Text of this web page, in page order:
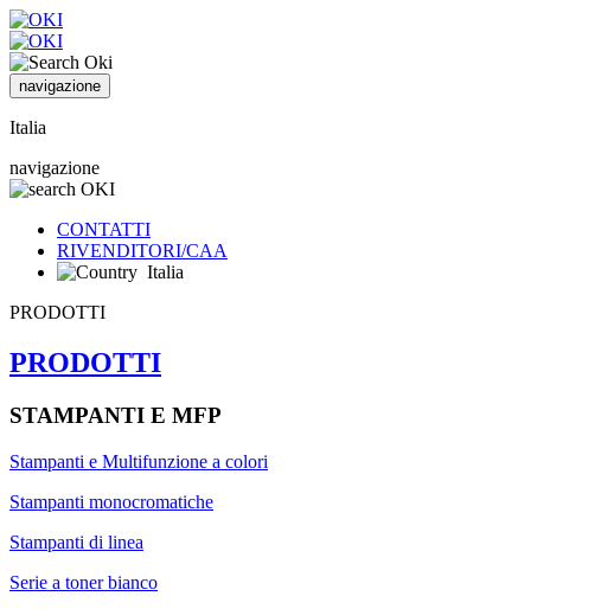
navigazione
Italia
navigazione
CONTATTI
RIVENDITORI/CAA
Italia
PRODOTTI
PRODOTTI
STAMPANTI E MFP
Stampanti e Multifunzione a colori
Stampanti monocromatiche
Stampanti di linea
Serie a toner bianco